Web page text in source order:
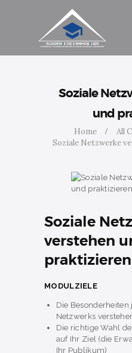
Soziale
und
Home All
Soziale Netzwerke
Schulungen
Beiträge
Kontakt
Soziale
verstehen
praktizieren
MODULZIELE
Die Besonderheiten
Netzwerks
Die richtige Wahl
auf Ihr Ziel (die
Ihr Publikum)